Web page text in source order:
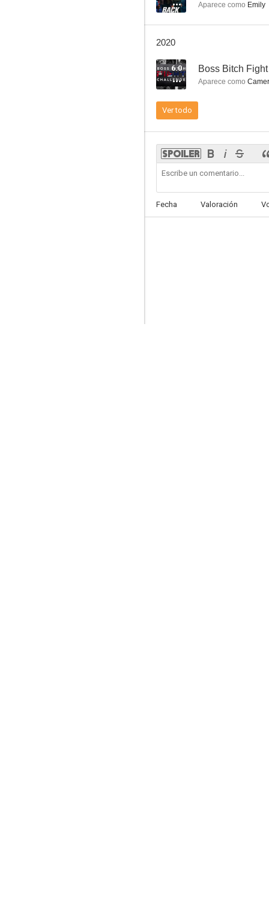
Aparece como Emily
2020
6.0 Boss Bitch
Aparece como
Ver todo
Fecha Valoración